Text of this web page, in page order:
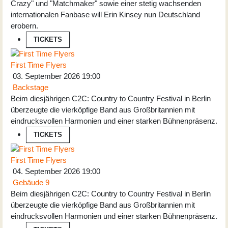
Crazy" und "Matchmaker" sowie einer stetig wachsenden
internationalen Fanbase will Erin Kinsey nun Deutschland
erobern.
TICKETS
First Time Flyers
03. September 2026 19:00
Backstage
Beim diesjährigen C2C: Country to Country Festival in Berlin
überzeugte die vierköpfige Band aus Großbritannien mit
eindrucksvollen Harmonien und einer starken Bühnenpräsenz.
TICKETS
First Time Flyers
04. September 2026 19:00
Gebäude 9
Beim diesjährigen C2C: Country to Country Festival in Berlin
überzeugte die vierköpfige Band aus Großbritannien mit
eindrucksvollen Harmonien und einer starken Bühnenpräsenz.